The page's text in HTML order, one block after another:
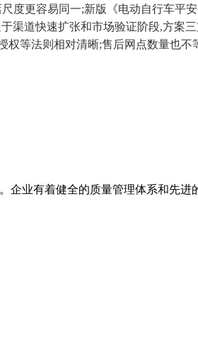
度更容易同一;新版《电动自行车平
道快速扩张和市场验证阶段,方案三
等法则相对清晰;售后网点数量也
业有着健全的质量管理体系和先进